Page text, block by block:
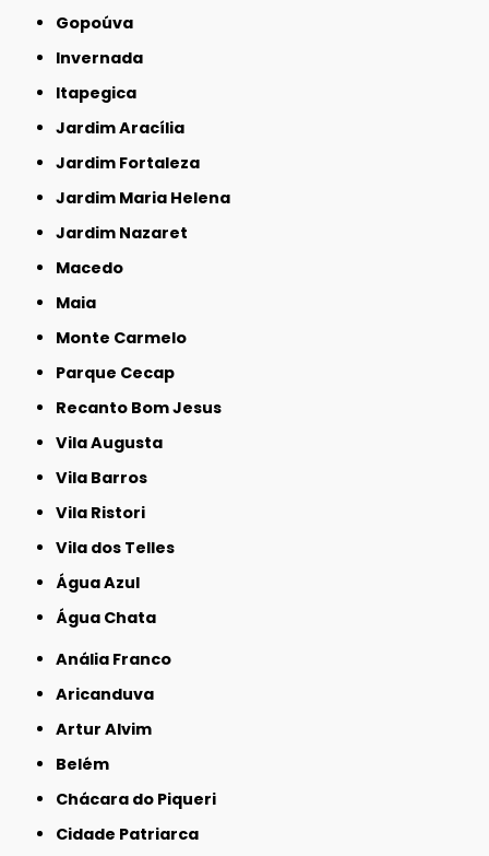
Gopoúva
Invernada
Itapegica
Jardim Aracília
Jardim Fortaleza
Jardim Maria Helena
Jardim Nazaret
Macedo
Maia
Monte Carmelo
Parque Cecap
Recanto Bom Jesus
Vila Augusta
Vila Barros
Vila Ristori
Vila dos Telles
Água Azul
Água Chata
Anália Franco
Aricanduva
Artur Alvim
Belém
Chácara do Piqueri
Cidade Patriarca